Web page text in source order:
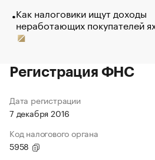
Как налоговики ищут доходы
неработающих покупателей
Регистрация ФНС
Дата регистрации
7 декабря 2016
Код налогового органа
5958